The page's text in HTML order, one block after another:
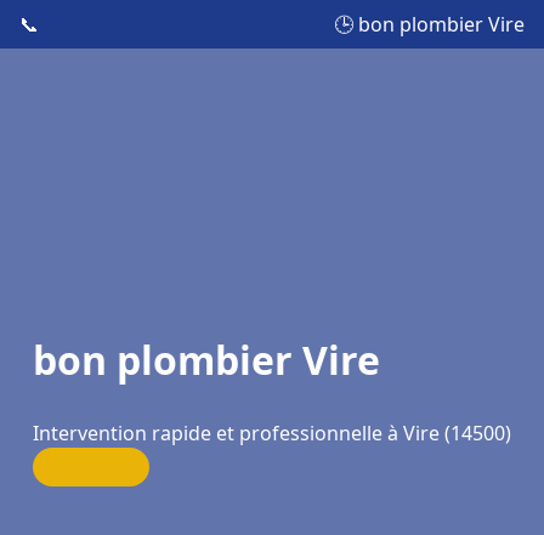
📞 🕒 bon plombier Vire
bon plombier Vire
Intervention rapide et professionnelle à Vire (14500)